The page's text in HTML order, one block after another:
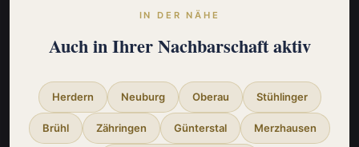
IN DER NÄHE
Auch in Ihrer Nachbarschaft aktiv
Herdern Neuburg Oberau Stühlinger
Brühl Zähringen Günterstal Merzhausen